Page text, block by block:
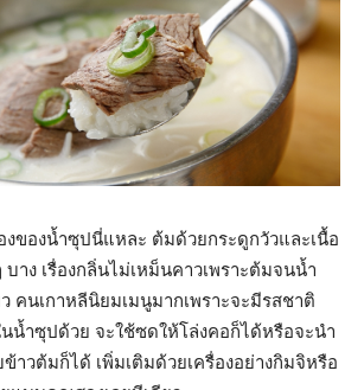
งของน้ำซุปนี่แหละ ต้มด้วยกระดูกวัวและเนื้อ
าง เรื่องกลิ่นไม่เหม็นคาวเพราะต้มจนน้ำ
คนเกาหลีนิยมเมนูมากเพราะจะมีรสชาติ
นน้ำซุปด้วย จะใช้ซดให้โล่งคอก็ได้หรือจะนำ
าวต้มก็ได้ เพิ่มเติมด้วยเครื่องอย่างกิมจิหรือ